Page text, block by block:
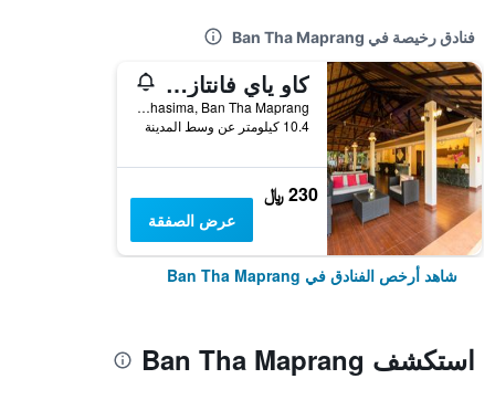
فنادق رخيصة في Ban Tha Maprang
كاو ياي فانتازي ريزورت
421Moo.1 Tanarat Road, Nongnamdaeng, Pakchong, Nakornratchasima, Ban Tha Maprang, تايلاند
10.4 كيلومتر عن وسط المدينة
230 ﷼
عرض الصفقة
شاهد أرخص الفنادق في Ban Tha Maprang
استكشف Ban Tha Maprang